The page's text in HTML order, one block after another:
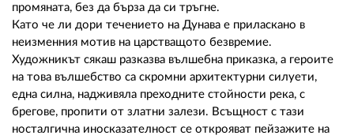
промяната, без да бърза да си тръгне.
Като че ли дори течението на Дунава е приласкано в
неизменния мотив на царстващото безвремие.
Художникът сякаш разказва вълшебна приказка, а героите
на това вълшебство са скромни архитектурни силуети,
една силна, надживяла преходните стойности река, с
брегове, пропити от златни залези. Всъщност с тази
носталгична иносказателност се открояват пейзажите на